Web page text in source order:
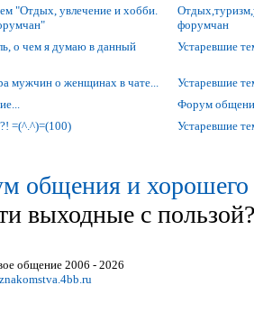
"Отдых, увлечение и хобби.
форумчан
о чем я думаю в данный
Устаревшие
мужчин о женщинах в чате...
Устаревшие
Форум
=(^.^)=(100)
Устаревшие
общения и хорошего
выходные с
общение 2006 - 2026
znakomstva.4bb.ru